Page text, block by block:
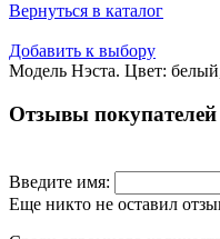
Вернуться в каталог
Добавить к выбору
Модель Нэста. Цвет:
Отзывы покупателей
Введите имя:
Еще никто не оставил